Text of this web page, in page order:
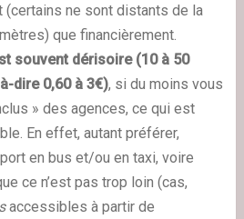
(certains ne sont distants de la
que financièrement.
souvent dérisoire (10 à 50
dire 0,60 à 3€), si du moins vous
» des agences, ce qui est
En effet, autant préférer,
en bus et/ou en taxi, voire
ce n’est pas trop loin (cas,
accessibles à partir de